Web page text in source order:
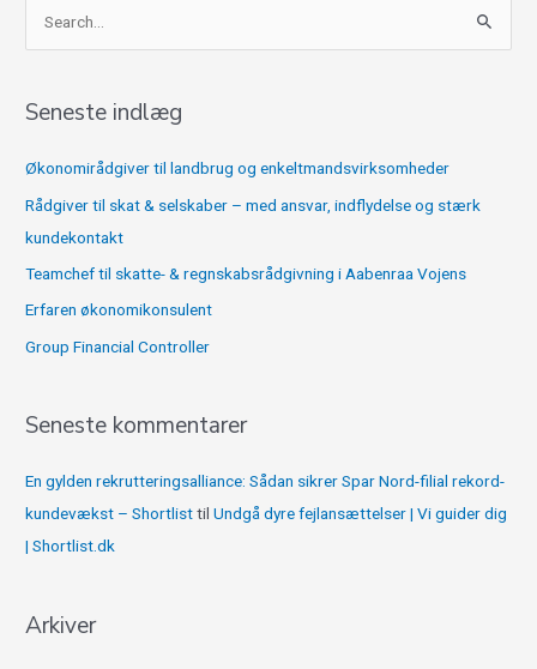
e
Seneste indlæg
Økonomirådgiver til landbrug og enkeltmandsvirksomheder
Rådgiver til skat & selskaber – med ansvar, indflydelse og stærk
kundekontakt
Teamchef til skatte- & regnskabsrådgivning i Aabenraa Vojens
Erfaren økonomikonsulent
Group Financial Controller
Seneste kommentarer
En gylden rekrutteringsalliance: Sådan sikrer Spar Nord-filial rekord-
kundevækst – ShortlisttilUndgå dyre fejlansættelser | Vi guider dig
| Shortlist.dk
Arkiver